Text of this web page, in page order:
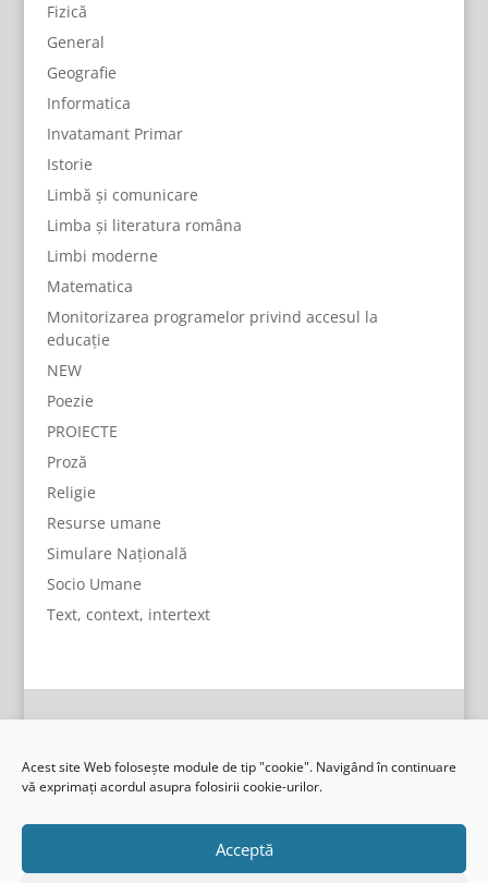
Acest site Web folosește module de tip "cookie". Navigând în continuare
vă exprimați acordul asupra folosirii cookie-urilor.
Acceptă
Fizică
General
Geografie
Informatica
Invatamant Primar
Istorie
Limbă și comunicare
Limba și literatura româna
Limbi moderne
Matematica
Monitorizarea programelor privind accesul la
educație
NEW
Poezie
PROIECTE
Proză
Religie
Resurse umane
Simulare Națională
Socio Umane
Text, context, intertext